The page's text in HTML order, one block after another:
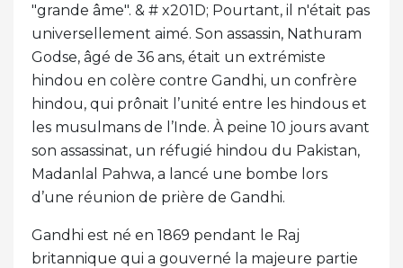
"grande âme". & # x201D; Pourtant, il n'était pas
universellement aimé. Son assassin, Nathuram
Godse, âgé de 36 ans, était un extrémiste
hindou en colère contre Gandhi, un confrère
hindou, qui prônait l’unité entre les hindous et
les musulmans de l’Inde. À peine 10 jours avant
son assassinat, un réfugié hindou du Pakistan,
Madanlal Pahwa, a lancé une bombe lors
d’une réunion de prière de Gandhi.
Gandhi est né en 1869 pendant le Raj
britannique qui a gouverné la majeure partie